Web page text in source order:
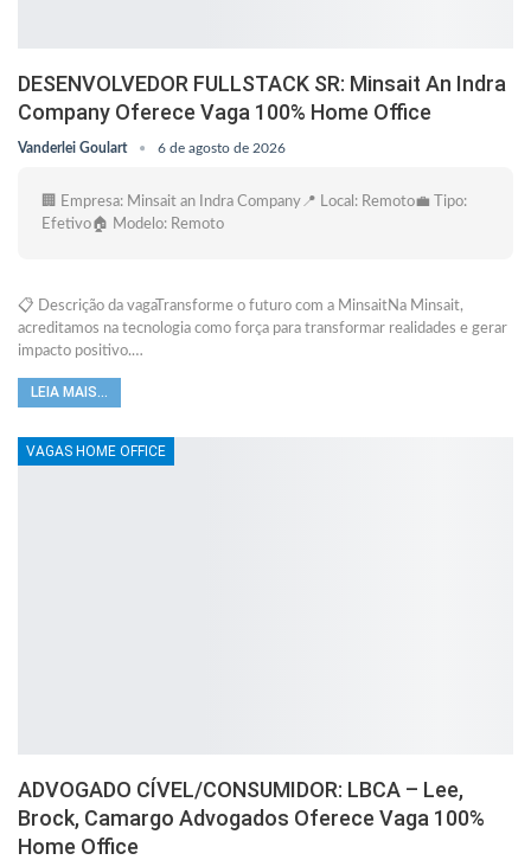
DESENVOLVEDOR FULLSTACK SR: Minsait An Indra
Company Oferece Vaga 100% Home Office
Vanderlei Goulart 6 de agosto de 2026
🏢 Empresa: Minsait an Indra Company📍 Local: Remoto💼 Tipo:
Efetivo🏠 Modelo: Remoto
📋 Descrição da vagaTransforme o futuro com a MinsaitNa Minsait,
acreditamos na tecnologia como força para transformar realidades e gerar
impacto positivo.…
LEIA MAIS...
VAGAS HOME OFFICE
ADVOGADO CÍVEL/CONSUMIDOR: LBCA – Lee,
Brock, Camargo Advogados Oferece Vaga 100%
Home Office